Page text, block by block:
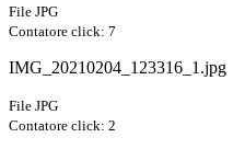
File JPG
Contatore click: 7
IMG_20210204_123316_1.jpg
File JPG
Contatore click: 2